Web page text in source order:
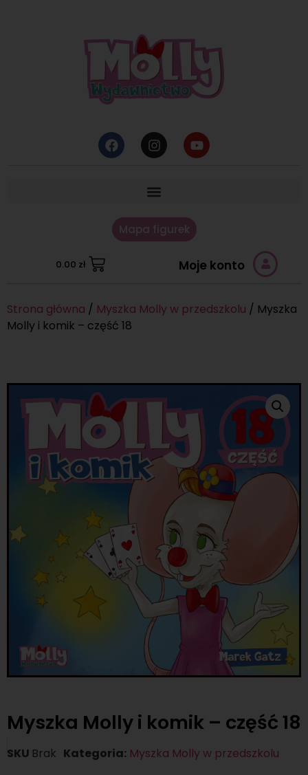
Mapa figurek
0.00 zł Moje konto
Strona główna / Myszka Molly w przedszkolu / Myszka
Molly i komik – część 18
Myszka Molly i komik – część 18
SKU Brak Kategoria: Myszka Molly w przedszkolu